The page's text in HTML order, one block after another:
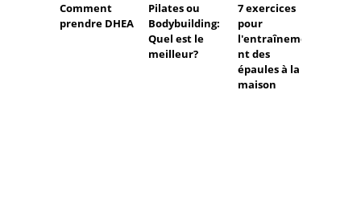
Comment
prendre DHEA
Pilates ou
Bodybuilding:
Quel est le
meilleur?
7 exercices
pour
l'entraîneme
nt des
épaules à la
maison